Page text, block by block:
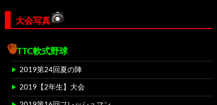
大会写真
TTC軟式野球
2019第24回夏の陣
2019【2年生】大会